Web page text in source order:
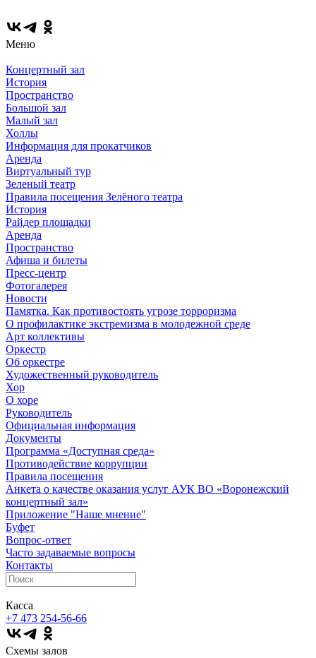
Меню
Концертный зал
История
Пространство
Большой зал
Малый зал
Холлы
Информация для прокатчиков
Аренда
Виртуальный тур
Зеленый театр
Правила посещения Зелёного театра
История
Райдер площадки
Аренда
Пространство
Афиша и билеты
Пресс-центр
Фотогалерея
Новости
Памятка. Как противостоять угрозе торроризма
О профилактике экстремизма в молодежной среде
Арт коллективы
Оркестр
Об оркестре
Художественный руководитель
Хор
О хоре
Руководитель
Официальная информация
Документы
Программа «Доступная среда»
Противодействие коррупции
Правила посещения
Анкета о качестве оказания услуг АУК ВО «Воронежский
концертный зал»
Приложение "Наше мнение"
Буфет
Вопрос-ответ
Часто задаваемые вопросы
Контакты
Касса
+7 473 254-56-66
Схемы залов